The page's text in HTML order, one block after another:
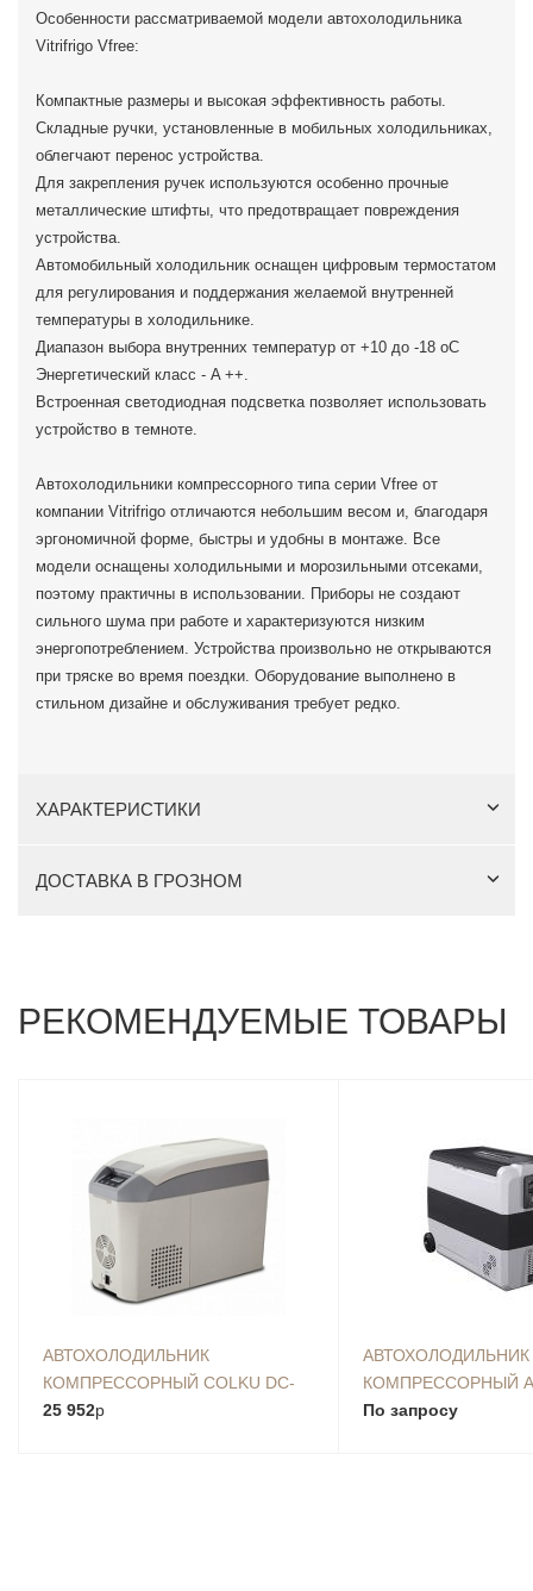
Особенности рассматриваемой модели автохолодильника
Vitrifrigo Vfree:
Компактные размеры и высокая эффективность работы.
Складные ручки, установленные в мобильных холодильниках,
облегчают перенос устройства.
Для закрепления ручек используются особенно прочные
металлические штифты, что предотвращает повреждения
устройства.
Автомобильный холодильник оснащен цифровым термостатом
для регулирования и поддержания желаемой внутренней
температуры в холодильнике.
Диапазон выбора внутренних температур от +10 до -18 oC
Энергетический класс - A ++.
Встроенная светодиодная подсветка позволяет использовать
устройство в темноте.
Автохолодильники компрессорного типа серии Vfree от
компании Vitrifrigo отличаются небольшим весом и, благодаря
эргономичной форме, быстры и удобны в монтаже. Все
модели оснащены холодильными и морозильными отсеками,
поэтому практичны в использовании. Приборы не создают
сильного шума при работе и характеризуются низким
энергопотреблением. Устройства произвольно не открываются
при тряске во время поездки. Оборудование выполнено в
стильном дизайне и обслуживания требует редко.
ХАРАКТЕРИСТИКИ
ДОСТАВКА В ГРОЗНОМ
РЕКОМЕНДУЕМЫЕ ТОВАРЫ
АВТОХОЛОДИЛЬНИК
КОМПРЕССОРНЫЙ COLKU DC-
15F
25 952p
АВТОХОЛОДИЛЬНИК
КОМПРЕССОРНЫЙ
T60 БЕЗ ВНЕШНЕЙ
По запросу